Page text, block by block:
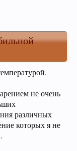
от того,
и даже
не очень
различных
которых я не